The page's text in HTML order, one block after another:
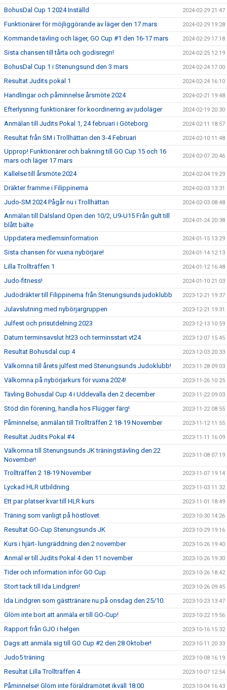
BohusDal Cup 1 2024 Inställd 2024-02-29 21:47
Funktionärer för möjliggörande av läger den 17 mars 2024-02-29 19:28
Kommande tävling och läger, GO Cup #1 den 16-17 mars 2024-02-29 17:18
Sista chansen till tårta och godisregn! 2024-02-25 12:19
BohusDal Cup 1 i Stenungsund den 3 mars 2024-02-24 17:00
Resultat Judits pokal 1 2024-02-24 16:10
Handlingar och påminnelse årsmöte 2024 2024-02-21 19:48
Efterlysning funktionärer för koordinering av judoläger 2024-02-19 20:30
Anmälan till Judits Pokal 1, 24 februari i Göteborg 2024-02-11 18:57
Resultat från SM i Trollhättan den 3-4 Februari 2024-02-10 11:48
Upprop! Funktionärer och bakning till GO Cup 15 och 16
mars och läger 17 mars
2024-02-07 20:46
Kallelse till årsmöte 2024 2024-02-04 19:29
Dräkter framme i Filippinerna 2024-02-03 13:31
Judo-SM 2024 Pågår nu i Trollhättan 2024-02-03 08:48
Anmälan till Dalsland Open den 10/2, U9-U15 Från gult till
blått bälte
2024-01-24 20:38
Uppdatera medlemsinformation 2024-01-15 13:29
Sista chansen för vuxna nybörjare! 2024-01-14 12:13
Lilla Trollträffen 1 2024-01-12 16:48
Judo-fitness! 2024-01-10 21:03
Judodräkter till Filippinerna från Stenungsunds judoklubb 2023-12-21 19:37
Julavslutning med nybörjargruppen 2023-12-21 19:31
Julfest och prisutdelning 2023 2023-12-13 10:59
Datum terminsavslut ht23 och terminsstart vt24 2023-12-07 15:45
Resultat Bohusdal cup 4 2023-12-03 20:33
Välkomna till årets julfest med Stenungsunds Judoklubb! 2023-11-28 09:03
Välkomna på nybörjarkurs för vuxna 2024! 2023-11-26 10:25
Tävling Bohusdal Cup 4 i Uddevalla den 2 december 2023-11-22 09:03
Stöd din förening, handla hos Flügger färg! 2023-11-22 08:55
Påminnelse, anmälan till Trollträffen 2 18-19 November 2023-11-12 11:55
Resultat Judits Pokal #4 2023-11-11 16:09
Välkomna till Stenungsunds JK träningstävling den 22
November!
2023-11-08 07:19
Trollträffen 2 18-19 November 2023-11-07 19:14
Lyckad HLR utbildning 2023-11-03 11:32
Ett par platser kvar till HLR kurs 2023-11-01 18:49
Träning som vanligt på höstlovet. 2023-10-30 14:26
Resultat GO-Cup Stenungsunds JK 2023-10-29 19:16
Kurs i hjärt- lungräddning den 2 november 2023-10-26 19:40
Anmäl er till Judits Pokal 4 den 11 november 2023-10-26 19:30
Tider och information inför GO Cup 2023-10-26 18:42
Stort tack till Ida Lindgren! 2023-10-26 09:45
Ida Lindgren som gästtränare nu på onsdag den 25/10. 2023-10-23 13:47
Glöm inte bort att anmäla er till GO-Cup! 2023-10-22 19:56
Rapport från GJO i helgen 2023-10-16 15:32
Dags att anmäla sig till GO Cup #2 den 28 Oktober! 2023-10-11 20:33
Judo5 träning 2023-10-08 16:19
Resultat Lilla Trollträffen 4 2023-10-07 12:54
Påminnelse! Glöm inte föräldramötet ikväll 18:00 2023-10-04 16:43